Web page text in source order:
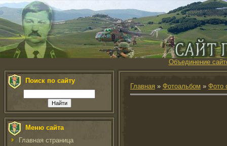
Объединение
Поиск по сайту
Меню сайта
Главная страница
Главная » Фотоальбом » Фото